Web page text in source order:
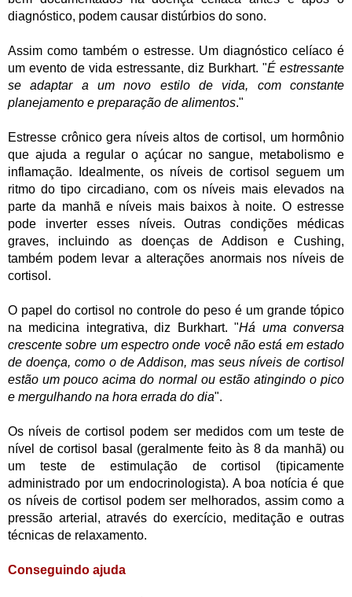
diagnóstico, podem causar distúrbios do sono.
Assim como também o estresse. Um diagnóstico celíaco é
um evento de vida estressante, diz Burkhart. "É estressante
se adaptar a um novo estilo de vida, com constante
planejamento e preparação de alimentos."
Estresse crônico gera níveis altos de cortisol, um hormônio
que ajuda a regular o açúcar no sangue, metabolismo e
inflamação. Idealmente, os níveis de cortisol seguem um
ritmo do tipo circadiano, com os níveis mais elevados na
parte da manhã e níveis mais baixos à noite. O estresse
pode inverter esses níveis. Outras condições médicas
graves, incluindo as doenças de Addison e Cushing,
também podem levar a alterações anormais nos níveis de
cortisol.
O papel do cortisol no controle do peso é um grande tópico
na medicina integrativa, diz Burkhart. "Há uma conversa
crescente sobre um espectro onde você não está em estado
de doença, como o de Addison, mas seus níveis de cortisol
estão um pouco acima do normal ou estão atingindo o pico
e mergulhando na hora errada do dia".
Os níveis de cortisol podem ser medidos com um teste de
nível de cortisol basal (geralmente feito às 8 da manhã) ou
um teste de estimulação de cortisol (tipicamente
administrado por um endocrinologista). A boa notícia é que
os níveis de cortisol podem ser melhorados, assim como a
pressão arterial, através do exercício, meditação e outras
técnicas de relaxamento.
Conseguindo ajuda